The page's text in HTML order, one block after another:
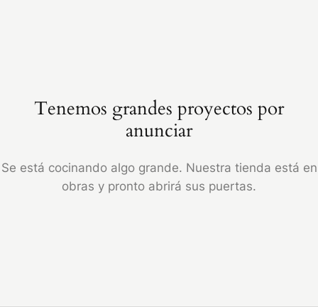
Tenemos grandes proyectos por
anunciar
Se está cocinando algo grande. Nuestra tienda está en
obras y pronto abrirá sus puertas.